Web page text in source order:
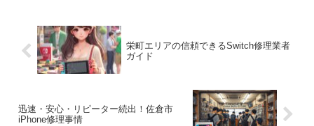
栄町エリアの信頼できるSwitch修理業者
ガイド
迅速・安心・リピーター続出！佐倉市
iPhone修理事情